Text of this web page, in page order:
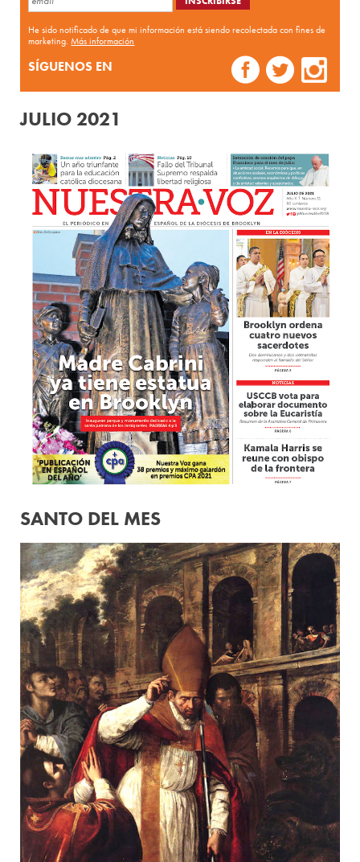
He sido notificado de que mi información está siendo recolectada con fines de
marketing.Más información
SÍGUENOS EN
JULIO 2021
SANTO DEL MES